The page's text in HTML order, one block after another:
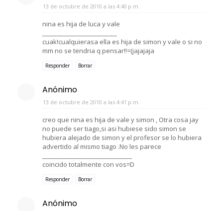
13 de octubre de 2010 a las 4:40 p.m.
nina es hija de luca y vale
cuak!cualquierasa ella es hija de simon y vale o si no
mm no se tendria q pensar!!=(jajajaja
Responder Borrar
Anónimo
13 de octubre de 2010 a las 4:41 p.m.
creo que nina es hija de vale y simon , Otra cosa jay
no puede ser tiago,si asi hubiese sido simon se
hubiera alejado de simon y el profesor se lo hubiera
advertido al mismo tiago .No les parece
coincido totalmente con vos=D
Responder Borrar
Anónimo